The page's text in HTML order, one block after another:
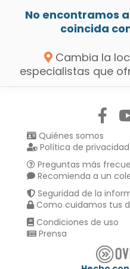
No encontramos
coincida
Cambia la
especialistas que
Quiénes somos
Política de privacidad
Preguntas más
Recomienda a un
Seguridad de la
Como cuidamos tus
Condiciones de uso
Prensa